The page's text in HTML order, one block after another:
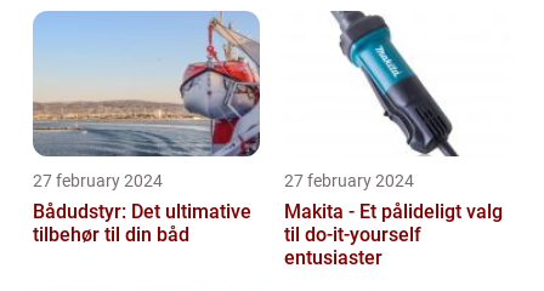
27 february 2024
Bådudstyr: Det ultimative
tilbehør til din båd
27 february 2024
Makita - Et pålideligt valg
til do-it-yourself
entusiaster